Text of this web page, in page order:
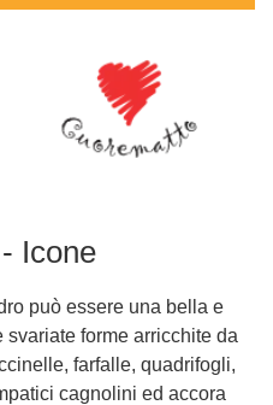
Icone
può essere una bella e
svariate forme arricchite da
farfalle, quadrifogli,
cagnolini ed accora